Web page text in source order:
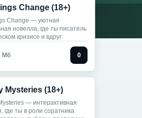
Change (18+)
Change — уютная
новелла, где ты писатель
кризисе и вдруг
Мб 0
Mysteries (18+)
— интерактивная
где ты в роли соратника